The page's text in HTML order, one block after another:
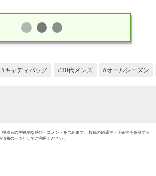
キャディバッグ 30代メンズ オールシーズン
投稿者の主観的な感想・コメントを含みます。 投稿の信憑性・正確性を保証する
報の一つとしてご利用ください。